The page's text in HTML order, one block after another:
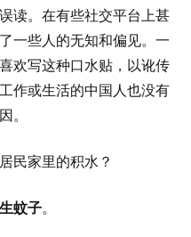
读。在有些社交平台上甚
一些人的无知和偏见。一
欢写这种口水贴，以讹传
作或生活的中国人也没有
。
民家里的积水？
蚊子。